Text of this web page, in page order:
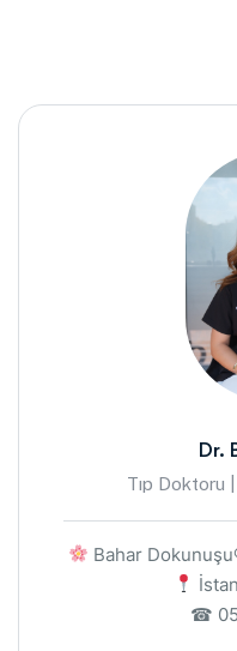
Dr.
Tıp Doktoru
Bahar
☎